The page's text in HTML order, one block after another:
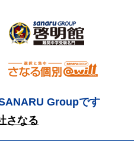
Groupです
さなる